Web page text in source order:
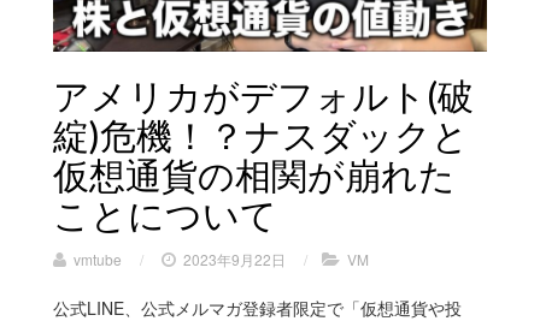
アメリカがデフォルト(破
綻)危機！？ナスダックと
仮想通貨の相関が崩れた
ことについて
vmtube / 2023年9月22日 / VM
公式LINE、公式メルマガ登録者限定で「仮想通貨や投